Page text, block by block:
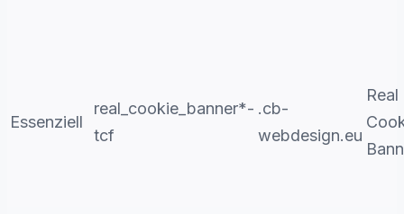
Essenziell
real_cookie_banner*-
tcf
.cb-
webdesign.eu
Real